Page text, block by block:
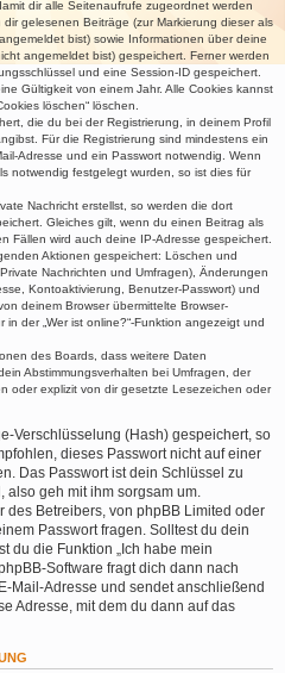
dir alle Seitenaufrufe zugeordnet werden
gelesenen Beiträge (zur Markierung dieser als
bist) sowie Informationen über deine
angemeldet bist) gespeichert. Ferner werden
und eine Session-ID gespeichert.
Gültigkeit von einem Jahr. Alle Cookies kannst
löschen“ löschen.
die du bei der Registrierung, in deinem Profil
Für die Registrierung sind mindestens ein
Adresse und ein Passwort notwendig. Wenn
notwendig festgelegt wurden, so ist dies für
Nachricht erstellst, so werden die dort
Gleiches gilt, wenn du einen Beitrag als
Fällen wird auch deine IP-Adresse gespeichert.
Aktionen gespeichert: Löschen und
Nachrichten und Umfragen), Änderungen
Kontoaktivierung, Benutzer-Passwort) und
deinem Browser übermittelte Browser-
der „Wer ist online?“-Funktion angezeigt und
des Boards, dass weitere Daten
Abstimmungsverhalten bei Umfragen, der
oder explizit von dir gesetzte Lesezeichen oder
Verschlüsselung (Hash) gespeichert, so
dieses Passwort nicht auf einer
Das Passwort ist dein Schlüssel zu
also geh mit ihm sorgsam um.
des Betreibers, von phpBB Limited oder
Passwort fragen. Solltest du dein
du die Funktion „Ich habe mein
Software fragt dich dann nach
Mail-Adresse und sendet anschließend
Adresse, mit dem du dann auf das